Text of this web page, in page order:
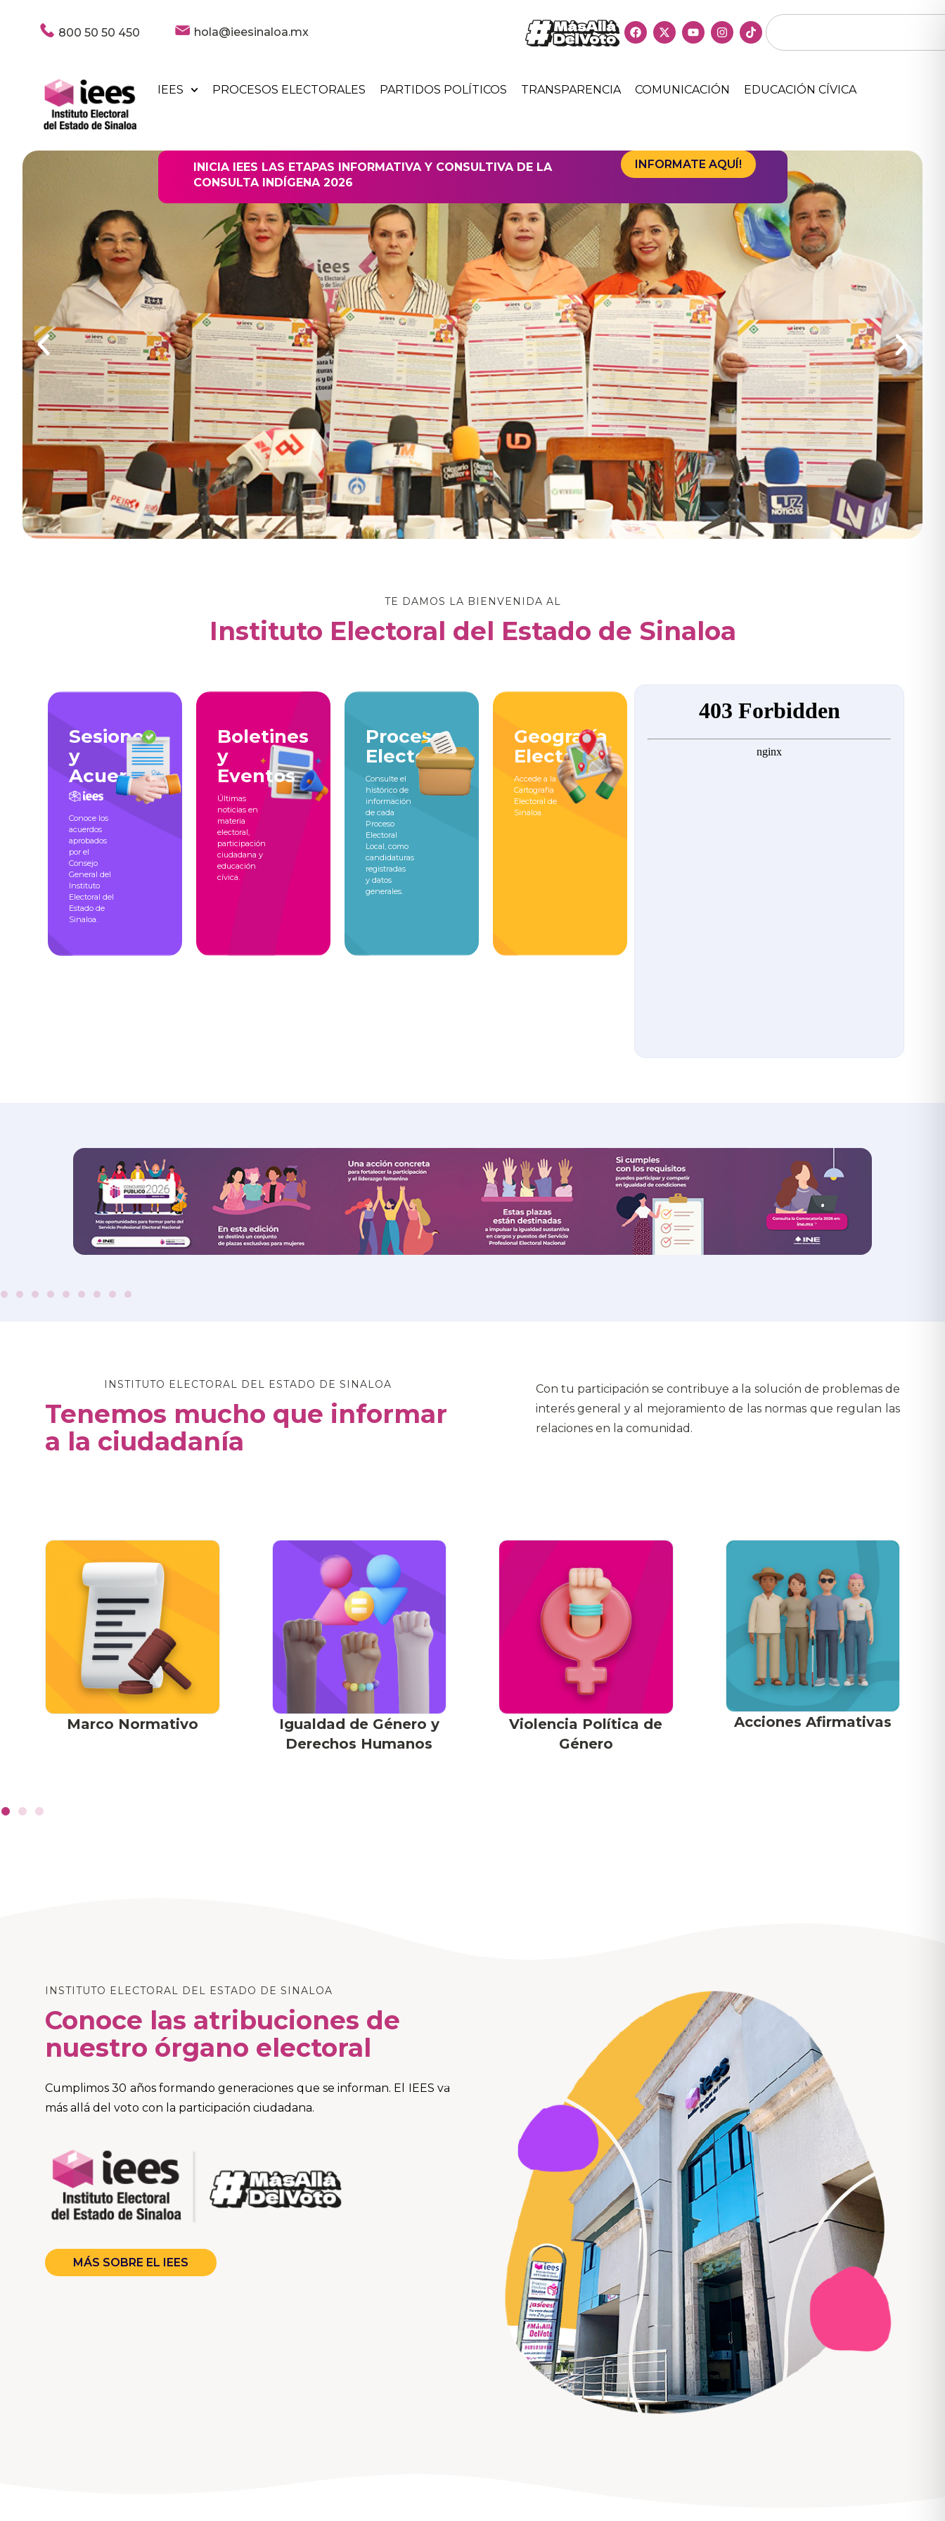
800 50 50 450 hola@ieesinaloa.mx
IEES PROCESOS ELECTORALES PARTIDOS POLÍTICOS TRANSPARENCIA COMUNICACIÓN EDUCACIÓN CÍVICA
INICIA IEES LAS ETAPAS INFORMATIVA Y CONSULTIVA DE LA
CONSULTA INDÍGENA 2026
INFORMATE AQUÍ!
TE DAMOS LA BIENVENIDA AL
Instituto Electoral del Estado de Sinaloa
Sesiones
y
Acuerdos
Conoce los
acuerdos
aprobados
por el
Consejo
General del
Instituto
Electoral del
Estado de
Sinaloa.
Boletines
y
Eventos
Últimas
noticias en
materia
electoral,
participación
ciudadana y
educación
cívica.
Proceso
Electoral
Consulte el
histórico de
información
de cada
Proceso
Electoral
Local, como
candidaturas
registradas
y datos
generales.
Geografía
Electoral
Accede a la
Cartografía
Electoral de
Sinaloa.
INSTITUTO ELECTORAL DEL ESTADO DE SINALOA
Tenemos mucho que informar
a la ciudadanía
Con tu participación se contribuye a la solución de problemas de
interés general y al mejoramiento de las normas que regulan las
relaciones en la comunidad.
Marco Normativo
Igualdad de Género y
Derechos Humanos
Violencia Política de
Género
Acciones Afirmativas
INSTITUTO ELECTORAL DEL ESTADO DE SINALOA
Conoce las atribuciones de
nuestro órgano electoral
Cumplimos 30 años formando generaciones que se informan. El IEES va
más allá del voto con la participación ciudadana.
MÁS SOBRE EL IEES